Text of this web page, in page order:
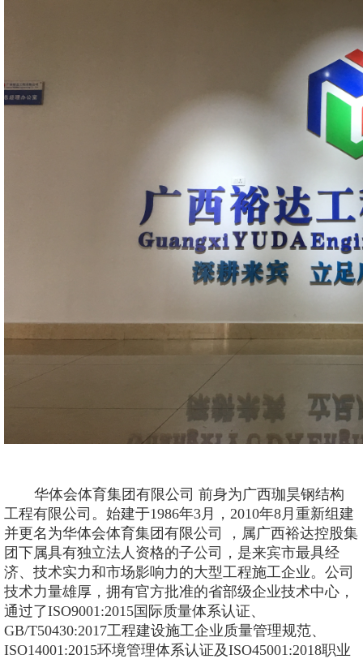
华体会体育集团有限公司 前身为广西珈昊钢结构
工程有限公司。始建于1986年3月，2010年8月重新组建
并更名为华体会体育集团有限公司 ，属广西裕达控股集
团下属具有独立法人资格的子公司，是来宾市最具经
济、技术实力和市场影响力的大型工程施工企业。公司
技术力量雄厚，拥有官方批准的省部级企业技术中心，
通过了ISO9001:2015国际质量体系认证、
GB/T50430:2017工程建设施工企业质量管理规范、
ISO14001:2015环境管理体系认证及ISO45001:2018职业